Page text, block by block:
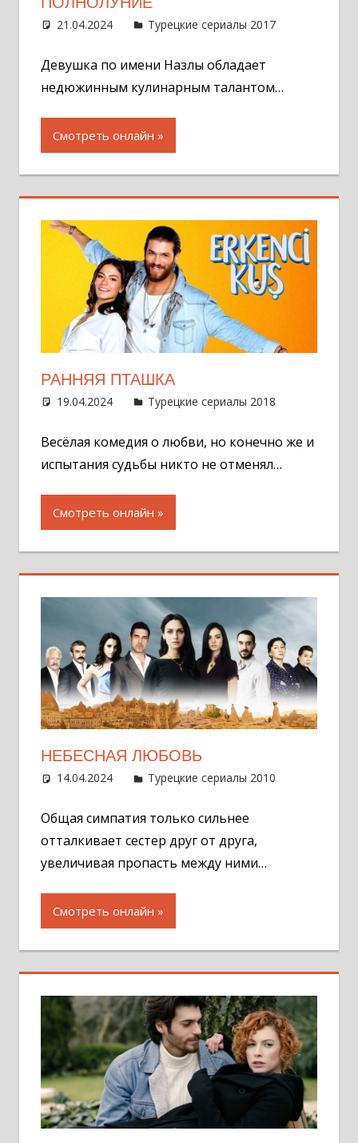
21.04.2024 Администратор
Турецкие сериалы 2017
Девушка по имени Назлы обладает
недюжинным кулинарным талантом…
Смотреть онлайн
РАННЯЯ ПТАШКА
19.04.2024 Администратор
Турецкие сериалы 2018
Весёлая комедия о любви, но конечно же и
испытания судьбы никто не отменял…
Смотреть онлайн
НЕБЕСНАЯ ЛЮБОВЬ
14.04.2024 Администратор
Турецкие сериалы 2010
Общая симпатия только сильнее
отталкивает сестер друг от друга,
увеличивая пропасть между ними…
Смотреть онлайн